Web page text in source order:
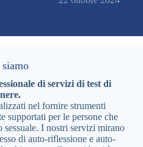
di servizi di test di
nel fornire strumenti
supportati per le persone che
I nostri servizi mirano
di auto-riflessione e auto-